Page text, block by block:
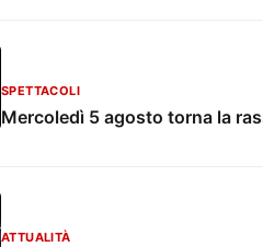
SPETTACOLI
Mercoledì 5 agosto torna la
ATTUALITÀ